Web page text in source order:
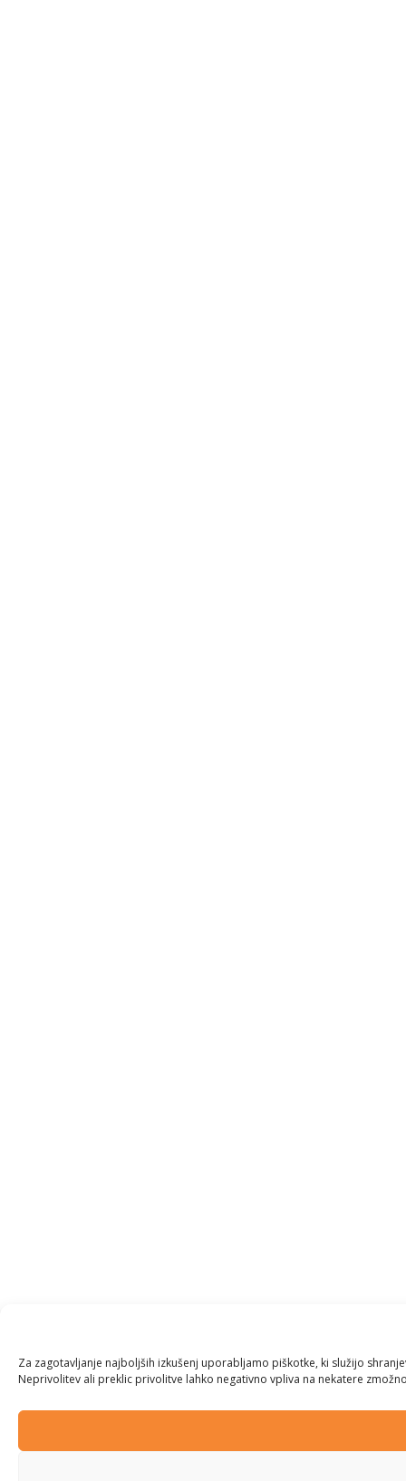
Za zagotavljanje najboljših izkušenj uporabljamo piškotke, ki služijo
Neprivolitev ali preklic privolitve lahko negativno vpliva na nekatere